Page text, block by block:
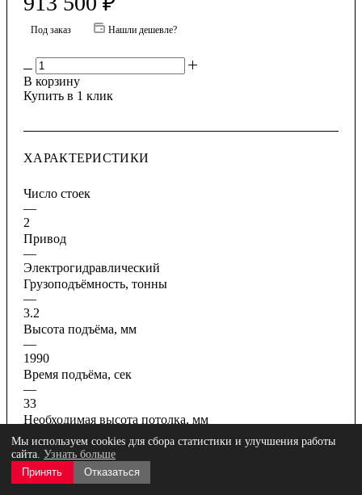
Под заказ Нашли дешевле?
В корзину
Купить в 1 клик
ХАРАКТЕРИСТИКИ
Число стоек
—
2
Привод
—
Электрогидравлический
Грузоподъёмность, тонны
—
3.2
Высота подъёма, мм
—
1990
Время подъёма, сек
—
33
Необходимая высота потолка, мм
4242
Все характеристики
Мы используем cookies для сбора статистики и улучшения работы
сайта. Узнать больше
Принять
Отказаться